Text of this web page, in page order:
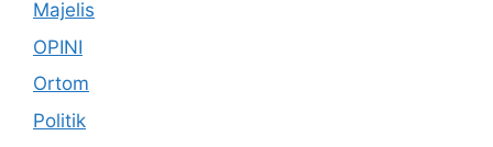
Majelis
OPINI
Ortom
Politik